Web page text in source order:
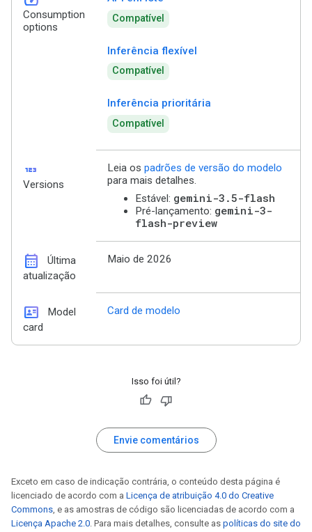
Consumption
options
Compatível
Inferência flexível
Compatível
Inferência prioritária
Compatível
123
Versions
Leia os padrões de versão do modelo
para mais detalhes.
Estável: gemini-3.5-flash
Pré-lançamento: gemini-3-
flash-preview
calendar_month
Última
atualização
Maio de 2026
id_card
Model
card
Card de modelo
Isso foi útil?
Envie comentários
Exceto em caso de indicação contrária, o conteúdo desta página é
licenciado de acordo com a Licença de atribuição 4.0 do Creative
Commons, e as amostras de código são licenciadas de acordo com a
Licença Apache 2.0. Para mais detalhes, consulte as políticas do site do